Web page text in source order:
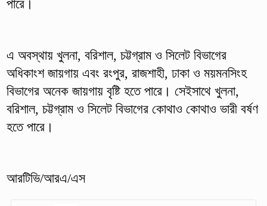
পারে।
এ অবস্থায় খুলনা, বরিশাল, চট্টগ্রাম ও সিলেট বিভাগের
অধিকাংশ জায়গায় এবং রংপুর, রাজশাহী, ঢাকা ও ময়মনসিংহ
বিভাগের অনেক জায়গায় বৃষ্টি হতে পারে। সেইসাথে খুলনা,
বরিশাল, চট্টগ্রাম ও সিলেট বিভাগের কোথাও কোথাও ভারী বর্ষণ
হতে পারে।
আরটিভি/আরএ/এস